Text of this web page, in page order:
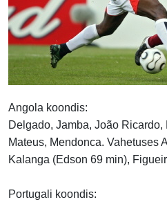
Angola koondis:
Delgado, Jamba, João Ricardo,
Mateus, Mendonca. Vahetuses
Kalanga (Edson 69 min),
Portugali koondis: